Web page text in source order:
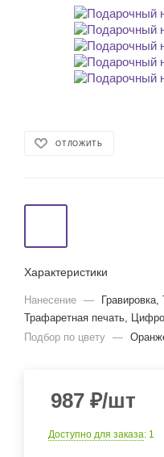
ОТЛОЖИТЬ
Характеристики
Нанесение —
Трафаретная печать,
Подбор по цвету —
987 ₽/шт
Доступно для заказа: 1